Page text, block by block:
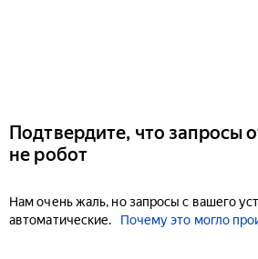
Подтвердите, что запросы
не робот
Нам очень жаль, но запросы с вашего
автоматические.
Почему это могло